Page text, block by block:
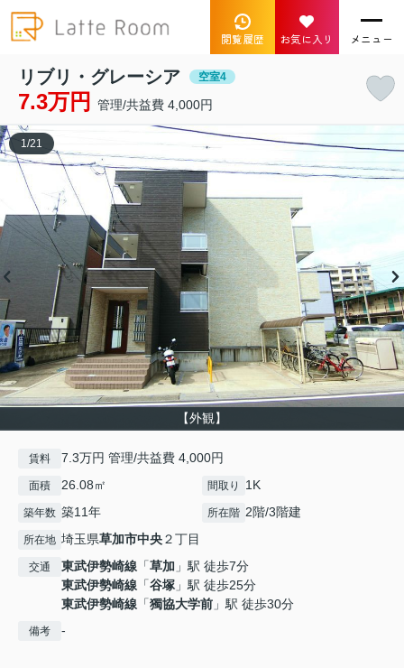
閲覧履歴 お気に入り メニュー
リブリ・グレーシア 空室4
7.3万円 管理/共益費 4,000円
【外観】
1 /21
賃料 7.3万円 管理/共益費 4,000円
面積 26.08㎡ 間取り 1K
築年数 築11年 所在階 2階/3階建
所在地 埼玉県草加市中央２丁目
交通 東武伊勢崎線 「草加 」駅 徒歩7分
東武伊勢崎線 「谷塚 」駅 徒歩25分
東武伊勢崎線 「獨協大学前 」駅 徒歩30分
備考 -